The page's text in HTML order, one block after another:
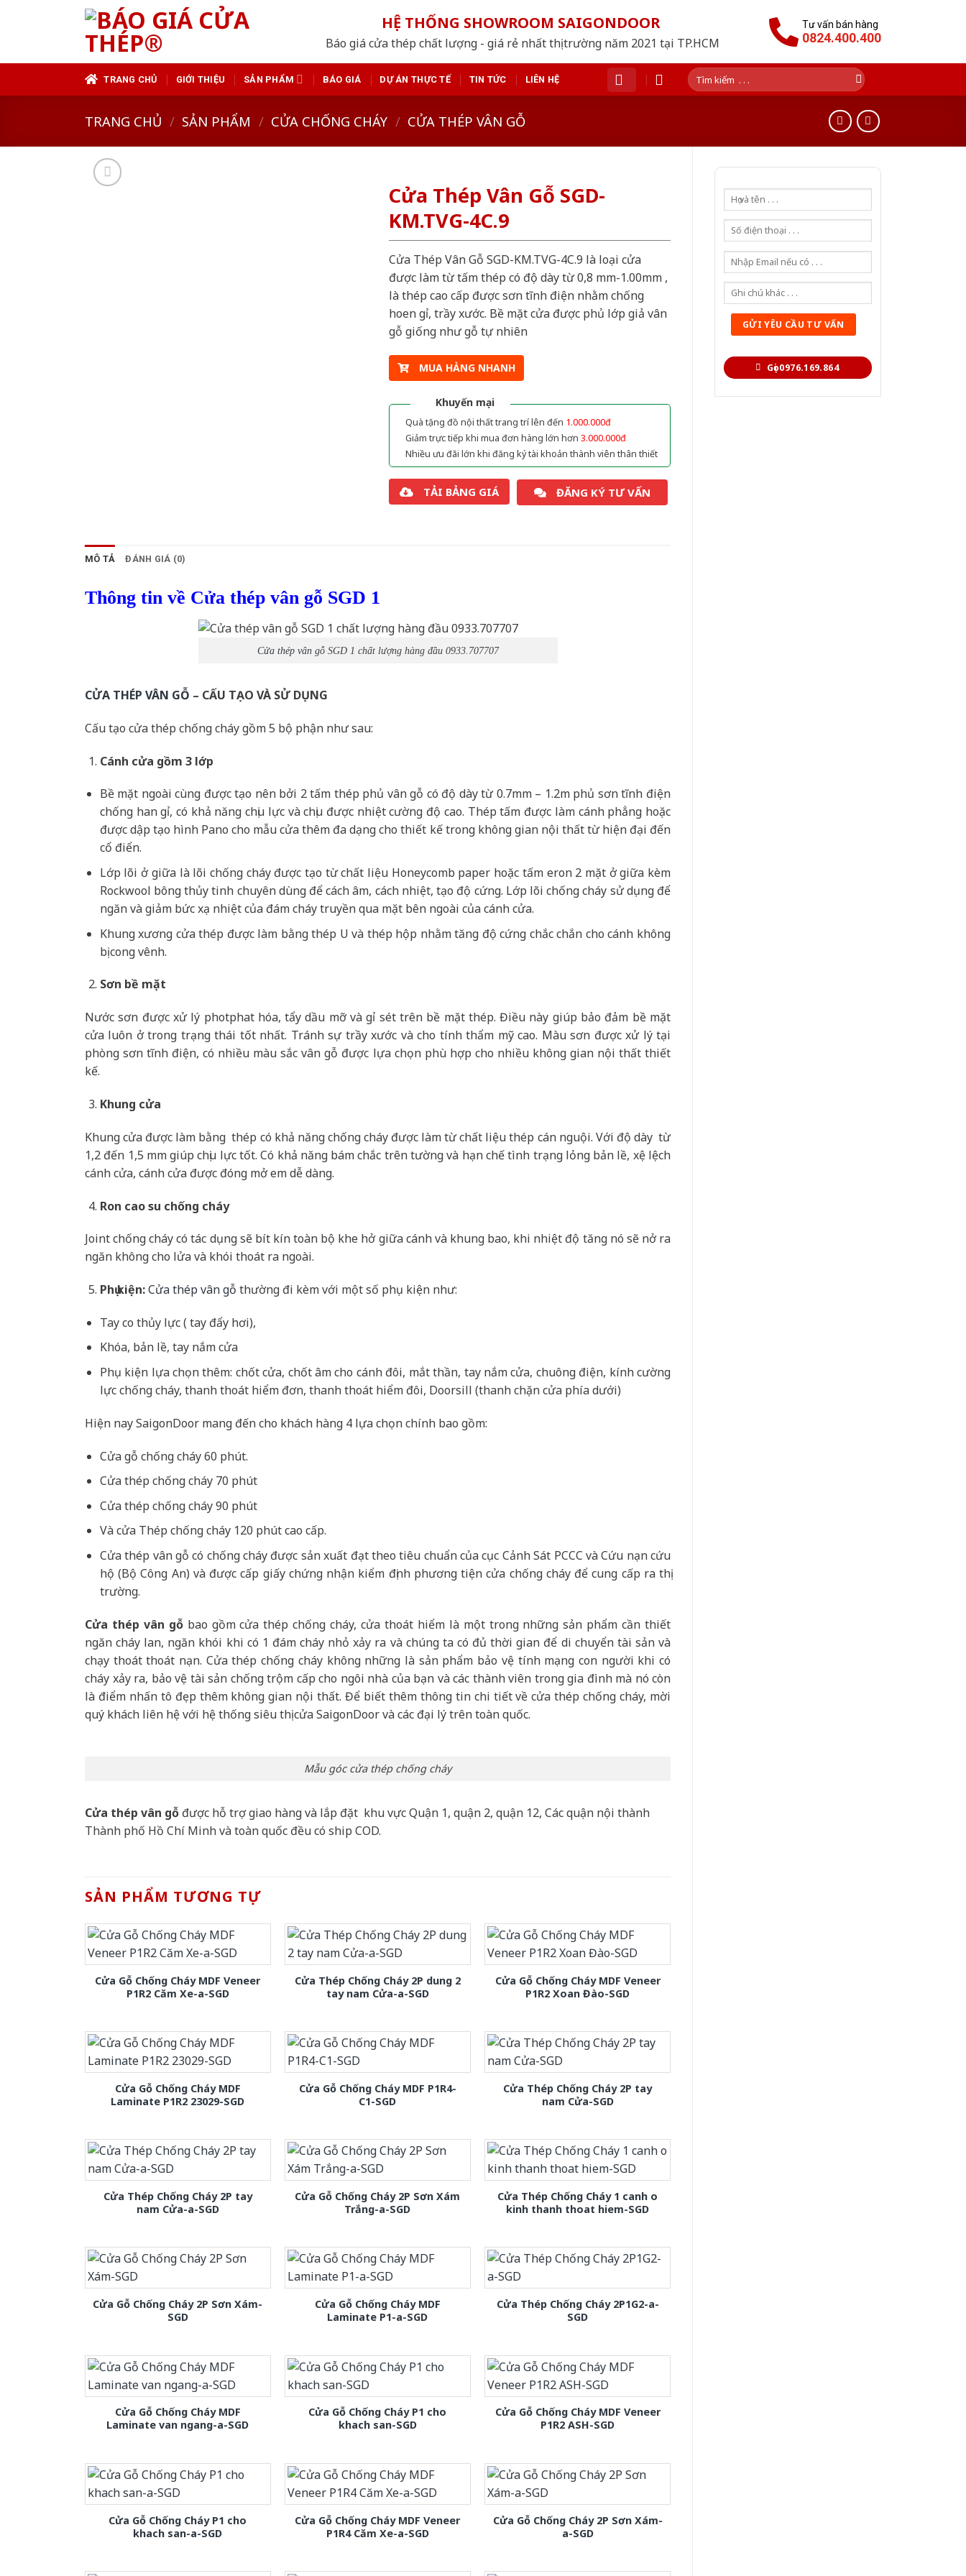
HỆ THỐNG SHOWROOM SAIGONDOOR
Báo giá cửa thép chất lượng - giá rẻ nhất thị trường năm 2021 tại TP.HCM
Tư vấn bán hàng
0824.400.400
TRANG CHỦ GIỚI THIỆU SẢN PHẨM BÁO GIÁ DỰ ÁN THỰC TẾ TIN TỨC LIÊN HỆ
Tìm
kiếm:
TRANG CHỦ / SẢN PHẨM / CỬA CHỐNG CHÁY / CỬA THÉP VÂN GỖ
Gọi 0976.169.864
Cửa Thép Vân Gỗ SGD-
KM.TVG-4C.9
Cửa Thép Vân Gỗ SGD-KM.TVG-4C.9 là loại cửa
được làm từ tấm thép có độ dày từ 0,8 mm-1.00mm ,
là thép cao cấp được sơn tĩnh điện nhằm chống
hoen gỉ, trầy xước. Bề mặt cửa được phủ lớp giả vân
gỗ giống như gỗ tự nhiên
MUA HÀNG NHANH
Khuyến mại
Quà tặng đồ nội thất trang trí lên đến 1.000.000đ
Giảm trực tiếp khi mua đơn hàng lớn hơn 3.000.000đ
Nhiều ưu đãi lớn khi đăng ký tài khoản thành viên thân thiết
TẢI BẢNG GIÁ ĐĂNG KÝ TƯ VẤN
MÔ TẢ ĐÁNH GIÁ (0)
Thông tin về Cửa thép vân gỗ SGD 1
Cửa thép vân gỗSGD 1 chất lượng hàng đầu 0933.707707
CỬA THÉP VÂN GỖ – CẤU TẠO VÀ SỬ DỤNG
Cấu tạo cửa thép chống cháy gồm 5 bộ phận như sau:
Cánh cửa gồm 3 lớp
Bề mặt ngoài cùng được tạo nên bởi 2 tấm thép phủ vân gỗ có độ dày từ 0.7mm – 1.2m phủ sơn tĩnh điện
chống han gỉ, có khả năng chịu lực và chịu được nhiệt cường độ cao. Thép tấm được làm cánh phẳng hoặc
được dập tạo hình Pano cho mẫu cửa thêm đa dạng cho thiết kế trong không gian nội thất từ hiện đại đến
cổ điển.
Lớp lõi ở giữa là lõi chống cháy được tạo từ chất liệu Honeycomb paper hoặc tấm eron 2 mặt ở giữa kèm
Rockwool bông thủy tinh chuyên dùng để cách âm, cách nhiệt, tạo độ cứng. Lớp lõi chống cháy sử dụng để
ngăn và giảm bức xạ nhiệt của đám cháy truyền qua mặt bên ngoài của cánh cửa.
Khung xương cửa thép được làm bằng thép U và thép hộp nhằm tăng độ cứng chắc chắn cho cánh không
bị cong vênh.
Sơn bề mặt
Nước sơn được xử lý photphat hóa, tẩy dầu mỡ và gỉ sét trên bề mặt thép. Điều này giúp bảo đảm bề mặt
cửa luôn ở trong trạng thái tốt nhất. Tránh sự trầy xước và cho tính thẩm mỹ cao. Màu sơn được xử lý tại
phòng sơn tĩnh điện, có nhiều màu sắc vân gỗ được lựa chọn phù hợp cho nhiều không gian nội thất thiết
kế.
Khung cửa
Khung cửa được làm bằng thép có khả năng chống cháy được làm từ chất liệu thép cán nguội. Với độ dày từ
1,2 đến 1,5 mm giúp chịu lực tốt. Có khả năng bám chắc trên tường và hạn chế tình trạng lỏng bản lề, xệ lệch
cánh cửa, cánh cửa được đóng mở em dễ dàng.
Ron cao su chống cháy
Joint chống cháy có tác dụng sẽ bít kín toàn bộ khe hở giữa cánh và khung bao, khi nhiệt độ tăng nó sẽ nở ra
ngăn không cho lửa và khói thoát ra ngoài.
Phụ kiện:Cửa thép vân gỗ thường đi kèm với một số phụ kiện như:
Tay co thủy lực ( tay đẩy hơi),
Khóa, bản lề, tay nắm cửa
Phụ kiện lựa chọn thêm: chốt cửa, chốt âm cho cánh đôi, mắt thần, tay nắm cửa, chuông điện, kính cường
lực chống cháy, thanh thoát hiểm đơn, thanh thoát hiểm đôi, Doorsill (thanh chặn cửa phía dưới)
Hiện nay SaigonDoor mang đến cho khách hàng 4 lựa chọn chính bao gồm:
Cửa gỗ chống cháy 60 phút.
Cửa thép chống cháy 70 phút
Cửa thép chống cháy 90 phút
Và cửa Thép chống cháy 120 phút cao cấp.
Cửa thép vân gỗ có chống cháy được sản xuất đạt theo tiêu chuẩn của cục Cảnh Sát PCCC và Cứu nạn cứu
hộ (Bộ Công An) và được cấp giấy chứng nhận kiểm định phương tiện cửa chống cháy để cung cấp ra thị
trường.
Cửa thép vân gỗbao gồm cửa thép chống cháy, cửa thoát hiểm là một trong những sản phẩm cần thiết
ngăn cháy lan, ngăn khói khi có 1 đám cháy nhỏ xảy ra và chúng ta có đủ thời gian để di chuyển tài sản và
chạy thoát thoát nạn. Cửa thép chống cháy không những là sản phẩm bảo vệ tính mạng con người khi có
cháy xảy ra, bảo vệ tài sản chống trộm cấp cho ngôi nhà của bạn và các thành viên trong gia đình mà nó còn
là điểm nhấn tô đẹp thêm không gian nội thất. Để biết thêm thông tin chi tiết về cửa thép chống cháy, mời
quý khách liên hệ với hệ thống siêu thị cửa SaigonDoor và các đại lý trên toàn quốc.
Mẫu góc cửa thép chống cháy
Cửa thép vân gỗ được hỗ trợ giao hàng và lắp đặt khu vực Quận 1, quận 2, quận 12, Các quận nội thành
Thành phố Hồ Chí Minh và toàn quốc đều có ship COD.
SẢN PHẨM TƯƠNG TỰ
Cửa Gỗ Chống Cháy MDF Veneer
P1R2 Căm Xe-a-SGD
Cửa Thép Chống Cháy 2P dung 2
tay nam Cửa-a-SGD
Cửa Gỗ Chống Cháy MDF Veneer
P1R2 Xoan Đào-SGD
Cửa Gỗ Chống Cháy MDF
Laminate P1R2 23029-SGD
Cửa Gỗ Chống Cháy MDF P1R4-
C1-SGD
Cửa Thép Chống Cháy 2P tay
nam Cửa-SGD
Cửa Thép Chống Cháy 2P tay
nam Cửa-a-SGD
Cửa Gỗ Chống Cháy 2P Sơn Xám
Trắng-a-SGD
Cửa Thép Chống Cháy 1 canh o
kinh thanh thoat hiem-SGD
Cửa Gỗ Chống Cháy 2P Sơn Xám-
SGD
Cửa Gỗ Chống Cháy MDF
Laminate P1-a-SGD
Cửa Thép Chống Cháy 2P1G2-a-
SGD
Cửa Gỗ Chống Cháy MDF
Laminate van ngang-a-SGD
Cửa Gỗ Chống Cháy P1 cho
khach san-SGD
Cửa Gỗ Chống Cháy MDF Veneer
P1R2 ASH-SGD
Cửa Gỗ Chống Cháy P1 cho
khach san-a-SGD
Cửa Gỗ Chống Cháy MDF Veneer
P1R4 Căm Xe-a-SGD
Cửa Gỗ Chống Cháy 2P Sơn Xám-
a-SGD